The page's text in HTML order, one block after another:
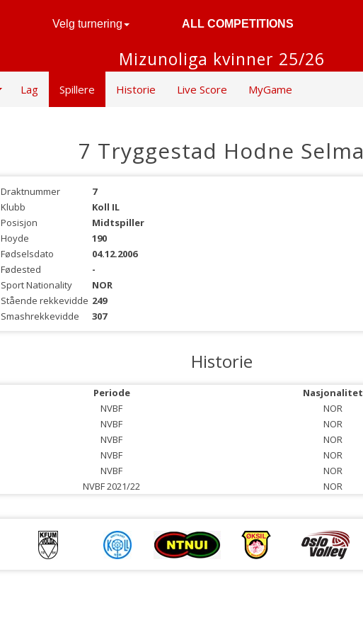
Velg turnering ALL COMPETITIONS
Mizunoliga kvinner 25/26
Lag Spillere Historie Live Score MyGame
7 Tryggestad Hodne Selma
Draktnummer
7
Klubb
Koll IL
Posisjon
Midtspiller
Hoyde
190
Fødselsdato
04.12.2006
Fødested
-
Sport Nationality
NOR
Stående rekkevidde 249
Smashrekkevidde
307
Historie
Periode Nasjonalitet
NVBF
NOR
NVBF
NOR
NVBF
NOR
NVBF
NOR
NVBF
NOR
NVBF 2021/22 NOR